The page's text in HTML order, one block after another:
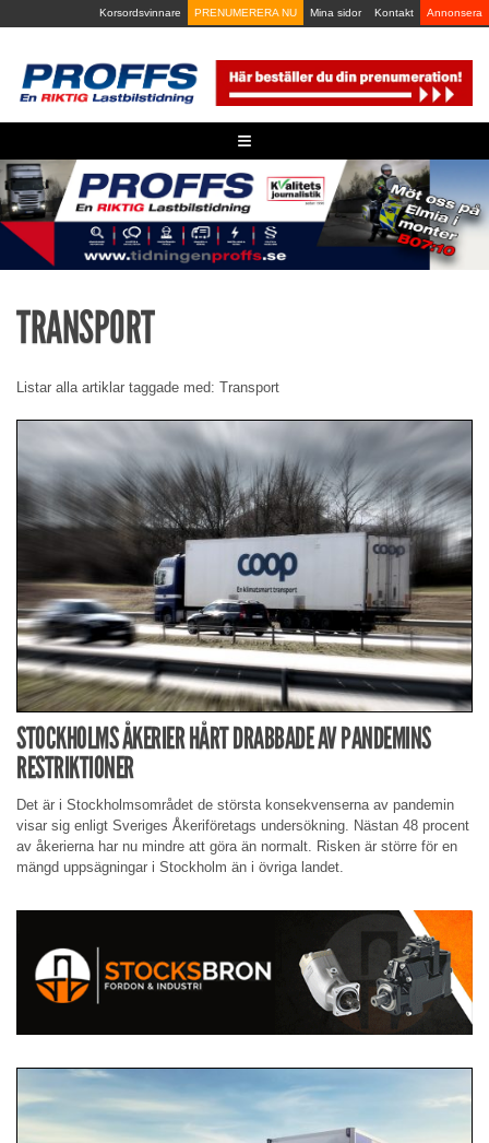
to
Korsordsvinnare PRENUMERERA NU Mina sidor Kontakt Annonsera
≡
TRANSPORT
Listar alla artiklar taggade med: Transport
STOCKHOLMS ÅKERIER HÅRT DRABBADE AV PANDEMINS
RESTRIKTIONER
Det är i Stockholmsområdet de största konsekvenserna av pandemin
visar sig enligt Sveriges Åkeriföretags undersökning. Nästan 48 procent
av åkerierna har nu mindre att göra än normalt. Risken är större för en
mängd uppsägningar i Stockholm än i övriga landet.